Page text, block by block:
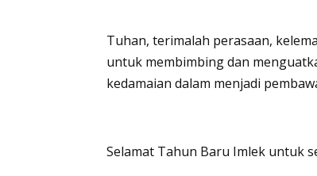
Tuhan, terimalah perasaan,
untuk membimbing dan
kedamaian dalam menjadi
Selamat Tahun Baru Imlek untuk